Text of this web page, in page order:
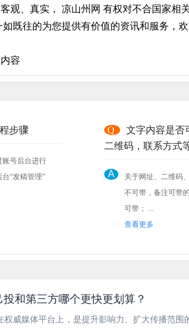
观、真实， 凉山州网 有权对不合国家相
既往的为您提供有价值的资讯和服务，
容
步骤
账号后台进行
Q
文字内容是否
二维码，联系方式
A
关于网址、二维码
不可带，备注可带
可带； ...
查看更多
和第三方哪个更快更划算？
威媒体平台上，是提升影响力、扩大传播范